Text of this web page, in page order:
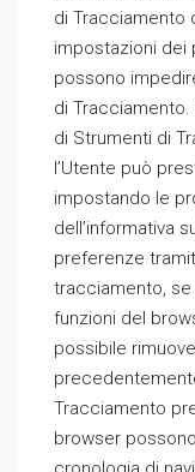
di Tracciamento
impostazioni dei
possono
di Tracciamento.
di Strumenti di
l’Utente può
impostando le
dell’informativa
preferenze
tracciamento,
funzioni del
possibile
Tracciamento
browser